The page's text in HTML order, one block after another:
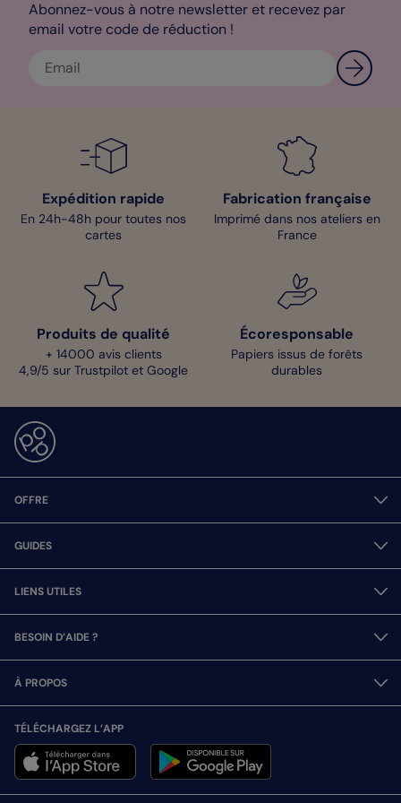
Abonnez-vous à notre newsletter et recevez par
email votre code de réduction !
Expédition rapide
En 24h-48h pour toutes nos
cartes
Fabrication française
Imprimé dans nos ateliers en
France
Produits de qualité
+ 14000 avis clients
4,9/5 sur Trustpilot et Google
Écoresponsable
Papiers issus de forêts
durables
OFFRE
GUIDES
LIENS UTILES
BESOIN D’AIDE ?
À PROPOS
TÉLÉCHARGEZ L’APP